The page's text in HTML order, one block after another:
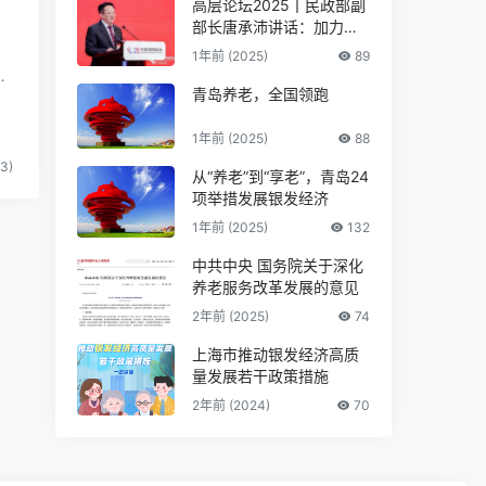
高层论坛2025丨民政部副
部长唐承沛讲话：加力推
动银发经济提质扩容
1年前 (2025) 89
青岛养老，全国领跑
1年前 (2025) 88
从“养老”到“享老”，青岛24
项举措发展银发经济
1年前 (2025) 132
中共中央 国务院关于深化
养老服务改革发展的意见
2年前 (2025) 74
上海市推动银发经济高质
量发展若干政策措施
2年前 (2024) 70